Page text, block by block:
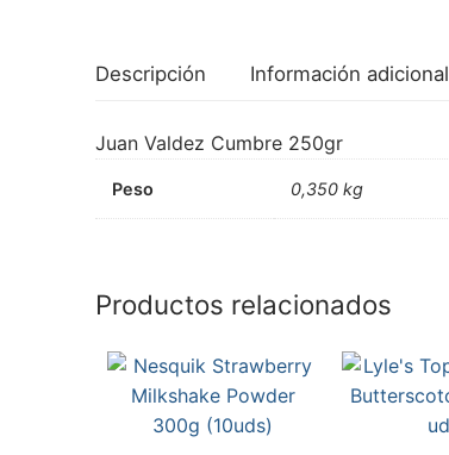
Descripción Información adicional
Juan Valdez Cumbre 250gr
Peso 0,350 kg
Productos relacionados